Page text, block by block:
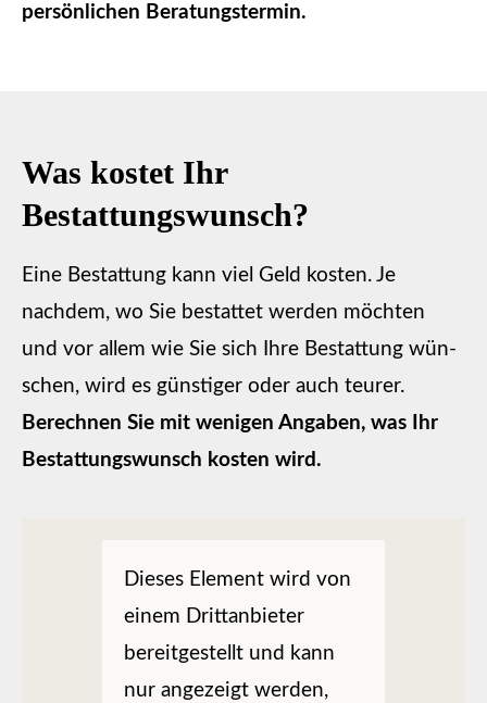
persönlichen Beratungstermin.
Was kostet Ihr
Bestattungswunsch?
Eine Bestattung kann viel Geld kosten. Je
nachdem, wo Sie bestattet werden möchten
und vor allem wie Sie sich Ihre Bestattung wün­
schen, wird es günstiger oder auch teurer.
Berechnen Sie mit wenigen Angaben, was Ihr
Bestattungswunsch kosten wird.
Dieses Element wird von
einem Drittanbieter
bereitgestellt und kann
nur angezeigt werden,